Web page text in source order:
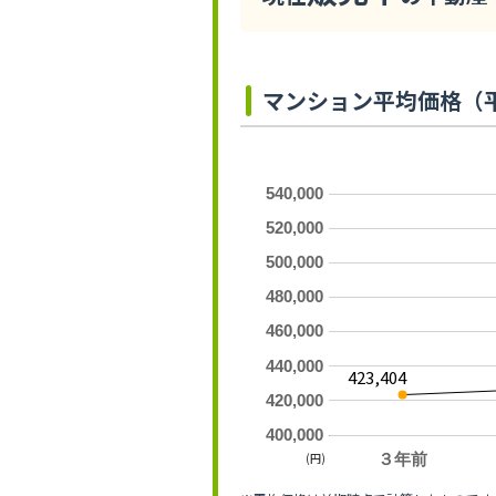
マンション平均価格（
３年前
400,000
420,000
440,000
460,000
480,000
500,000
520,000
540,000
423,404
(円)